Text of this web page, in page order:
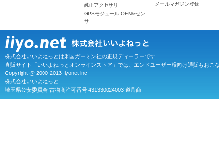
純正アクセサリ
GPSモジュール OEM&セン
サ
メールマガジン登録
株式会社いいよねっとは米国ガーミン社の正規ディーラーです
直販サイト「いいよねっとオンラインストア」では、エンドユーザー様向け通販もおこ
Copyright @ 2000-2013 Iiyonet inc.
株式会社いいよねっと
埼玉県公安委員会 古物商許可番号 431330024003 道具商